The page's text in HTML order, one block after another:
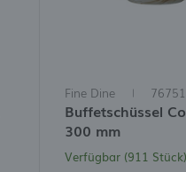
Fine Dine
Buffetschüssel
300 mm
Verfügbar (911 Stück)